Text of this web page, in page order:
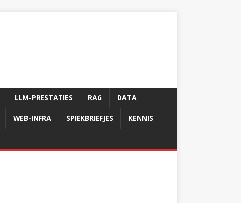
LLM-PRESTATIES RAG DATA
WEB-INFRA SPIEKBRIEFJES KENNIS